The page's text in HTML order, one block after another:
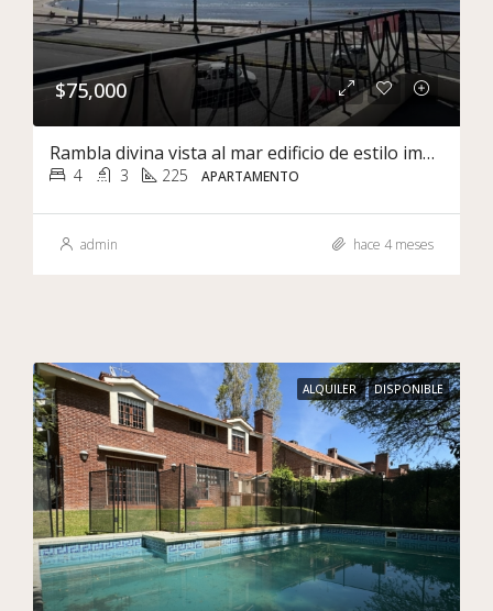
$75,000
Rambla divina vista al mar edificio de estilo impecable Terraza Impecable garage
4 3 225 APARTAMENTO
admin hace 4 meses
ALQUILER DISPONIBLE